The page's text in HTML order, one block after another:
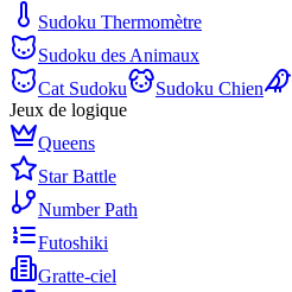
Sudoku Thermomètre
Sudoku des Animaux
Cat Sudoku
Sudoku Chien
Jeux de logique
Queens
Star Battle
Number Path
Futoshiki
Gratte-ciel